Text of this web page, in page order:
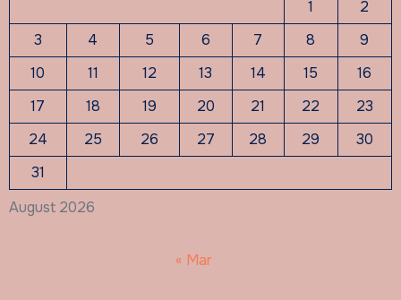
August 2026
1
2
3
4 5 6 7 8
9
10
11 12 13 14 15
16
17
18 19 20 21 22
23
24
25 26 27 28 29
30
31
« Mar